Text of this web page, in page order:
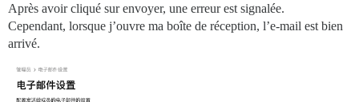
Après avoir cliqué sur envoyer, une erreur est signalée.
Cependant, lorsque j’ouvre ma boîte de réception, l’e-mail est bien
arrivé.